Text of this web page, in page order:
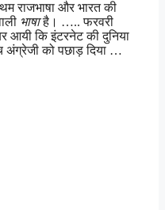
राजभाषा और भारत की
भाषाहै। ….. फरवरी
आयी कि इंटरनेट की दुनिया
अंग्रेजी को पछाड़ दिया …